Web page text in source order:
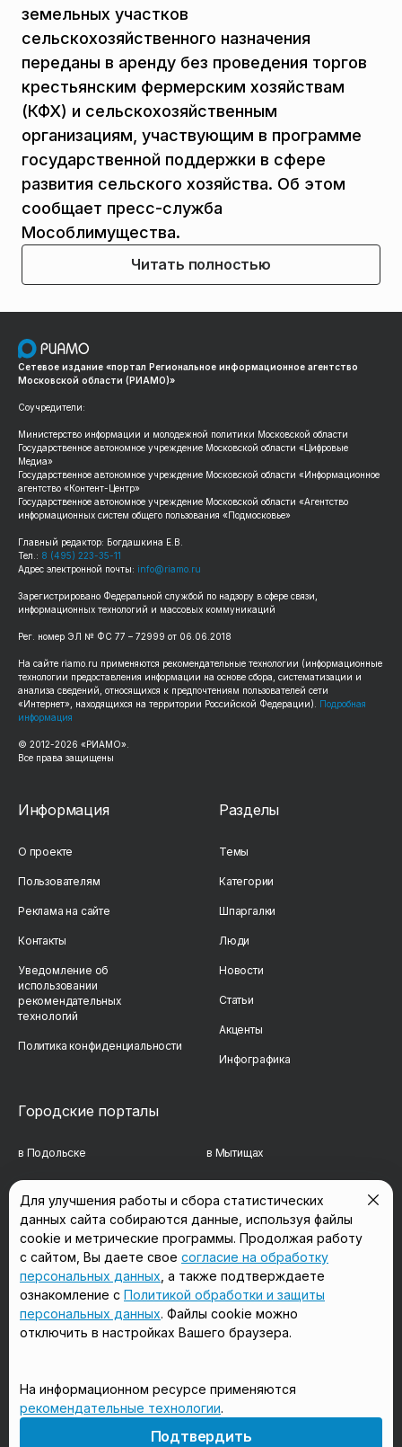
земельных участков
сельскохозяйственного назначения
переданы в аренду без проведения торгов
крестьянским фермерским хозяйствам
(КФХ) и сельскохозяйственным
организациям, участвующим в программе
государственной поддержки в сфере
развития сельского хозяйства. Об этом
сообщает пресс-служба
Мособлимущества.
Читать полностью
Сетевое издание «портал Региональное информационное агентство
Московской области (РИАМО)»
Соучредители:
Министерство информации и молодежной политики Московской области
Государственное автономное учреждение Московской области «Цифровые
Медиа»
Государственное автономное учреждение Московской области «Информационное
агентство «Контент-Центр»
Государственное автономное учреждение Московской области «Агентство
информационных систем общего пользования «Подмосковье»
Главный редактор: Богдашкина Е.В.
Тел.: 8 (495) 223-35-11
Адрес электронной почты: info@riamo.ru
Зарегистрировано Федеральной службой по надзору в сфере связи,
информационных технологий и массовых коммуникаций
Рег. номер ЭЛ № ФС 77 – 72999 от 06.06.2018
На сайте riamo.ru применяются рекомендательные технологии (информационные
технологии предоставления информации на основе сбора, систематизации и
анализа сведений, относящихся к предпочтениям пользователей сети
«Интернет», находящихся на территории Российской Федерации). Подробная
информация
© 2012-2026 «РИАМО».
Все права защищены
Информация
О проекте
Пользователям
Реклама на сайте
Контакты
Уведомление об
использовании
рекомендательных
технологий
Политика конфиденциальности
Разделы
Темы
Категории
Шпаргалки
Люди
Новости
Статьи
Акценты
Инфографика
Городские порталы
в Подольске в Мытищах
в Сергиевом Посаде в Люберцах
в Красногорске в Королёве
в Домодедово в Щёлково
18+
Мы в соцсетях
Для улучшения работы и сбора статистических
данных сайта собираются данные, используя файлы
cookie и метрические программы. Продолжая работу
с сайтом, Вы даете свое согласие на обработку
персональных данных , а также подтверждаете
ознакомление с Политикой обработки и защиты
персональных данных. Файлы cookie можно
отключить в настройках Вашего браузера.
На информационном ресурсе применяются
рекомендательные технологии.
Подтвердить